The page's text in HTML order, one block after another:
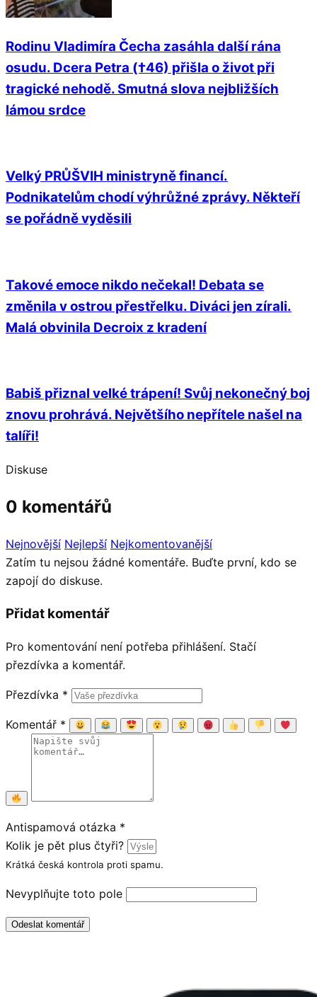
Rodinu Vladimíra Čecha zasáhla další rána
osudu. Dcera Petra (†46) přišla o život při
tragické nehodě. Smutná slova nejbližších
lámou srdce
Velký PRŮŠVIH ministryně financí.
Podnikatelům chodí výhrůžné zprávy. Někteří
se pořádně vyděsili
Takové emoce nikdo nečekal! Debata se
změnila v ostrou přestřelku. Diváci jen zírali.
Malá obvinila Decroix z kradení
Babiš přiznal velké trápení! Svůj nekonečný boj
znovu prohrává. Největšího nepřítele našel na
talíři!
Diskuse
0 komentářů
Nejnovější Nejlepší Nejkomentovanější
Zatím tu nejsou žádné komentáře. Buďte první, kdo se
zapojí do diskuse.
Přidat komentář
Pro komentování není potřeba přihlášení. Stačí
přezdívka a komentář.
Přezdívka *
Komentář *
Antispamová otázka *
Kolik je pět plus čtyři?
Krátká česká kontrola proti spamu.
Nevyplňujte toto pole
Odeslat komentář